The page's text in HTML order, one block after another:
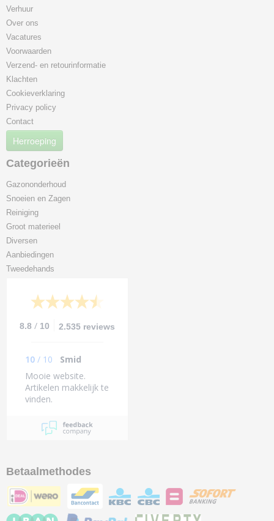
Verhuur
Over ons
Vacatures
Voorwaarden
Verzend- en retourinformatie
Klachten
Cookieverklaring
Privacy policy
Contact
Herroeping
Categorieën
Gazononderhoud
Snoeien en Zagen
Reiniging
Groot materieel
Diversen
Aanbiedingen
Tweedehands
8.8 / 10 2.535 reviews
10 / 10
Smid
Mooie website.
Artikelen makkelijk te
vinden.
Betaalmethodes